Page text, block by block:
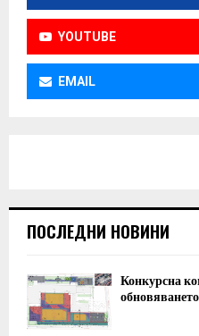
YOUTUBE
EMAIL
ПОСЛЕДНИ НОВИНИ
Конкурсна